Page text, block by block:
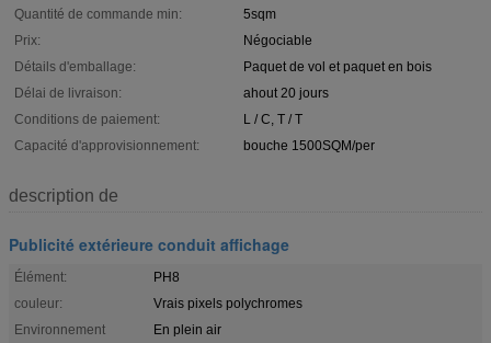
Quantité de commande min:
5sqm
Prix:
Négociable
Détails d'emballage:
Paquet de vol et paquet en bois
Délai de livraison:
ahout 20 jours
Conditions de paiement:
L / C, T / T
Capacité d'approvisionnement:
bouche 1500SQM/per
description de
Publicité extérieure conduit affichage
Élément:
PH8
couleur:
Vrais pixels polychromes
Environnement
En plein air